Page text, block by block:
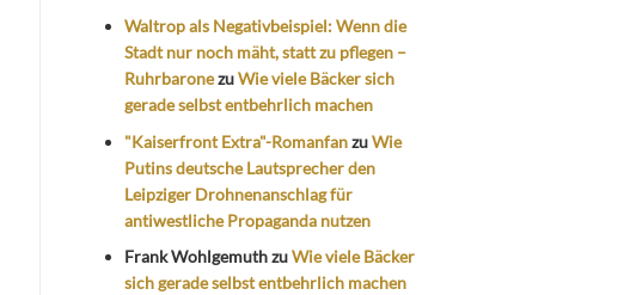
Waltrop als Negativbeispiel: Wenn die
Stadt nur noch mäht, statt zu pflegen –
RuhrbaronezuWie viele Bäcker sich
gerade selbst entbehrlich machen
"Kaiserfront Extra"-RomanfanzuWie
Putins deutsche Lautsprecher den
Leipziger Drohnenanschlag für
antiwestliche Propaganda nutzen
Frank WohlgemuthzuWie viele Bäcker
sich gerade selbst entbehrlich machen